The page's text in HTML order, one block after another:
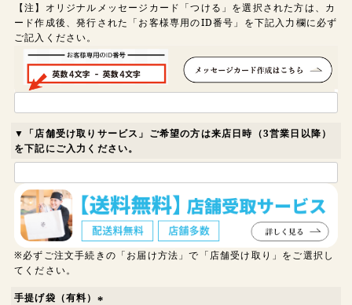
【注】オリジナルメッセージカード「つける」を選択された方は、カ
ード作成後、発行された「お客様専用のID番号」を下記入力欄に必ず
ご記入ください。
▼「店舗受け取りサービス」ご希望の方は来店日時（3営業日以降）
を下記にご入力ください。
※必ずご注文手続きの「お届け方法」で「店舗受け取り」をご選択し
てください。
手提げ袋（有料）